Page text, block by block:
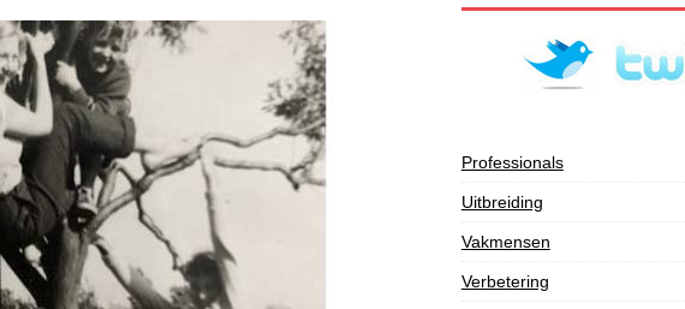
Professionals
Uitbreiding
Vakmensen
Verbetering